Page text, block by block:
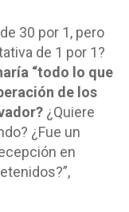
30 por 1, pero
de 1 por 1?
“todo lo que
de los
¿Quiere
¿Fue un
en